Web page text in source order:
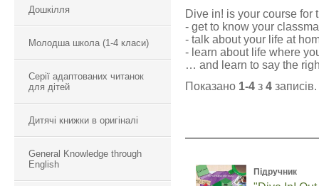
Дошкілля
Молодша школа (1-4 класи)
Серії адаптованих читанок
для дітей
Дитячі книжки в оригіналі
General Knowledge through
English
Dive in! is your course for
- get to know your
- talk about your life at
- learn about life where
… and learn to say the
Показано 1-4 з 4 записів.
Підручник